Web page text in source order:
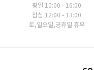
평일 10:00 - 16:00
점심 12:00 - 13:00
토,일요일,공휴일 휴무